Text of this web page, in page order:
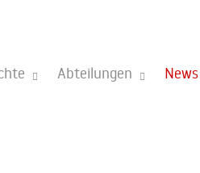
Abteilungen News